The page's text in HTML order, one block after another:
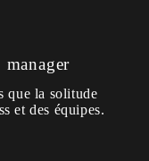
manager
que la solitude
et des équipes.